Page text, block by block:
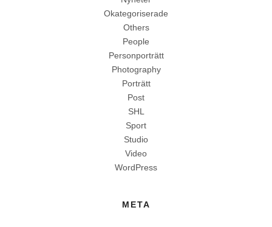
Okategoriserade
Others
People
Personporträtt
Photography
Porträtt
Post
SHL
Sport
Studio
Video
WordPress
META